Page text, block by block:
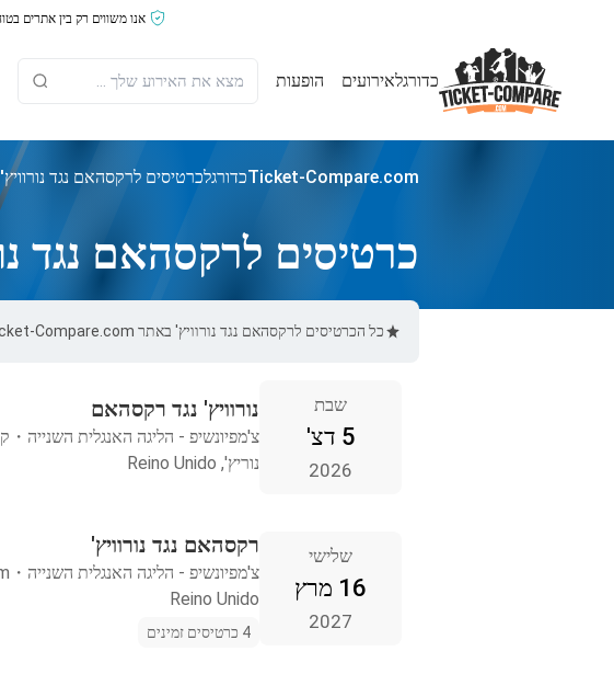
אנו משווים רק בין אתרים
כדורגלאירועים הופעות
Ticket-Compare.comכדורגלכרטיסים לרקסהאם נגד נורוויץ'
כרטיסים לרקסהאם נגד
כל הכרטיסים לרקסהאם נגד נורוויץ' באתר Ticket-Compare.com הם אותנטיים, ממוכרים מאומתים מראש שמספקים אחריות של 100%.
שבת
5 דצ'
2026
נורוויץ' נגד רקסהאם
צ'מפיונשיפ - הליגה האנגלית השנייה ・
נוריץ', Reino Unido
שלישי
16 מרץ
2027
רקסהאם נגד נורוויץ'
צ'מפיונשיפ - הליגה האנגלית השנייה ・
Reino Unido
4 כרטיסים זמינים